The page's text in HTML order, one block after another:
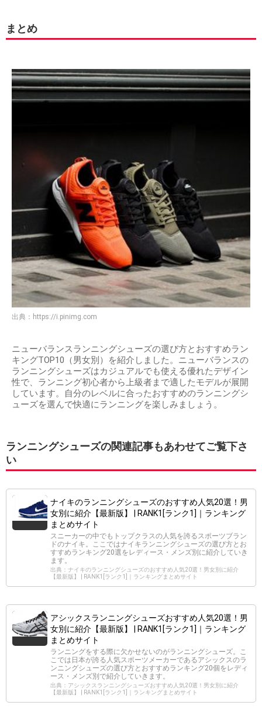
まとめ
出典： https://i.pinimg.com
ニューバランスランニングシューズの選び方とおすすめラン
キングTOP10（男女別）を紹介しました。ニューバランスの
ランニングシューズはカジュアルでも使える優れたデザイン
性で、ランニング初心者から上級者まで適したモデルが展開
しています。自分のレベルに合ったおすすめのランニングシ
ューズを選んで快適にランニングを楽しみましょう。
ランニングシューズの関連記事もあわせてご覧下さ
い
ナイキのランニングシューズのおすすめ人気20選！男
女別に紹介【最新版】 | RANK1[ランク1]｜ランキング
まとめサイト
スニーカーの中でもトップクラスの人気を誇るスポーツブラン
ドのナイキ。ここではナイキランニングシューズの選び方とお
すすめランキング20選をレディース・メンズ別に紹介していき
ます。
出典：ナイキのランニングシューズのおすすめ人気20選！男女別に紹介
【最新版】 | RANK1[ランク1]｜ランキングまとめサイト
アシックスランニングシューズおすすめ人気20選！男
女別に紹介【最新版】 | RANK1[ランク1]｜ランキング
まとめサイト
ランニングをする際に欠かせないのがランニングシューズ。こ
こでは日本が誇る人気スポーツメーカーであるアシックスのラ
ンニングシューズの選び方とおすすめランキング20個をレディ
ース・メンズ別で紹介していきます。
出典：アシックスランニングシューズおすすめ人気20選！男女別に紹介
【最新版】 | RANK1[ランク1]｜ランキングまとめサイト